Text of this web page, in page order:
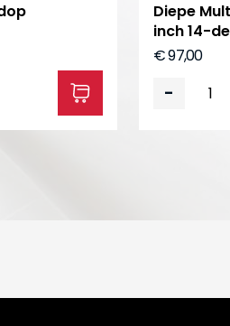
Diepe
inch 14-
€ 97,00
-